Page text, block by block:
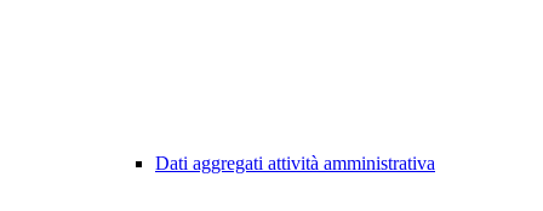
Dati aggregati attività amministrativa